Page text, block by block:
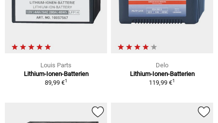
Louis Parts
Lithium-Ionen-Batterien
89,99 €1
Delo
Lithium-Ionen-Batterien
119,99 €1